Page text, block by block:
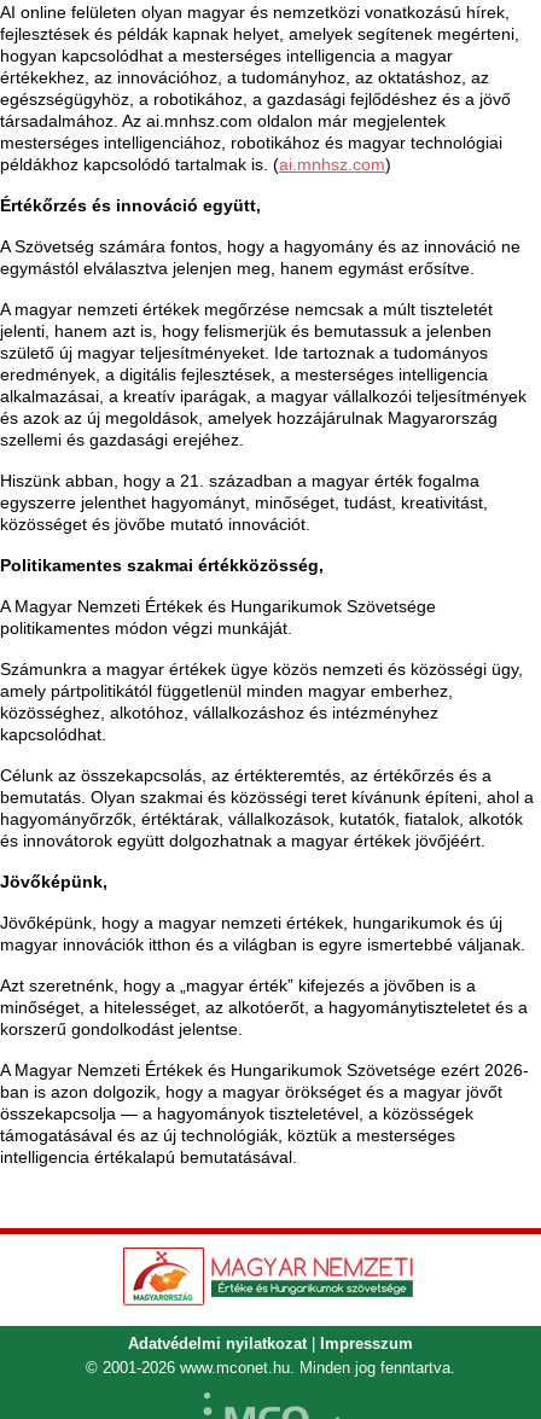
AI online felületen olyan magyar és nemzetközi vonatkozású hírek,
fejlesztések és példák kapnak helyet, amelyek segítenek megérteni,
hogyan kapcsolódhat a mesterséges intelligencia a magyar
értékekhez, az innovációhoz, a tudományhoz, az oktatáshoz, az
egészségügyhöz, a robotikához, a gazdasági fejlődéshez és a jövő
társadalmához. Az ai.mnhsz.com oldalon már megjelentek
mesterséges intelligenciához, robotikához és magyar technológiai
példákhoz kapcsolódó tartalmak is. (ai.mnhsz.com)
Értékőrzés és innováció együtt,
A Szövetség számára fontos, hogy a hagyomány és az innováció ne
egymástól elválasztva jelenjen meg, hanem egymást erősítve.
A magyar nemzeti értékek megőrzése nemcsak a múlt tiszteletét
jelenti, hanem azt is, hogy felismerjük és bemutassuk a jelenben
születő új magyar teljesítményeket. Ide tartoznak a tudományos
eredmények, a digitális fejlesztések, a mesterséges intelligencia
alkalmazásai, a kreatív iparágak, a magyar vállalkozói teljesítmények
és azok az új megoldások, amelyek hozzájárulnak Magyarország
szellemi és gazdasági erejéhez.
Hiszünk abban, hogy a 21. században a magyar érték fogalma
egyszerre jelenthet hagyományt, minőséget, tudást, kreativitást,
közösséget és jövőbe mutató innovációt.
Politikamentes szakmai értékközösség,
A Magyar Nemzeti Értékek és Hungarikumok Szövetsége
politikamentes módon végzi munkáját.
Számunkra a magyar értékek ügye közös nemzeti és közösségi ügy,
amely pártpolitikától függetlenül minden magyar emberhez,
közösséghez, alkotóhoz, vállalkozáshoz és intézményhez
kapcsolódhat.
Célunk az összekapcsolás, az értékteremtés, az értékőrzés és a
bemutatás. Olyan szakmai és közösségi teret kívánunk építeni, ahol a
hagyományőrzők, értéktárak, vállalkozások, kutatók, fiatalok, alkotók
és innovátorok együtt dolgozhatnak a magyar értékek jövőjéért.
Jövőképünk,
Jövőképünk, hogy a magyar nemzeti értékek, hungarikumok és új
magyar innovációk itthon és a világban is egyre ismertebbé váljanak.
Azt szeretnénk, hogy a „magyar érték” kifejezés a jövőben is a
minőséget, a hitelességet, az alkotóerőt, a hagyománytiszteletet és a
korszerű gondolkodást jelentse.
A Magyar Nemzeti Értékek és Hungarikumok Szövetsége ezért 2026-
ban is azon dolgozik, hogy a magyar örökséget és a magyar jövőt
összekapcsolja — a hagyományok tiszteletével, a közösségek
támogatásával és az új technológiák, köztük a mesterséges
intelligencia értékalapú bemutatásával.
Adatvédelmi nyilatkozat
Impresszum
© 2001-2026 www.mconet.hu . Minden jog fenntartva.